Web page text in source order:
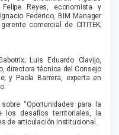
Reyes, economista y
Federico, BIM Manager
comercial de CITITEK;
Luis Eduardo Clavijo,
directora técnica del Consejo
y Paola Barrera, experta en
“Oportunidades para la
los desafíos territoriales, la
de articulación institucional.